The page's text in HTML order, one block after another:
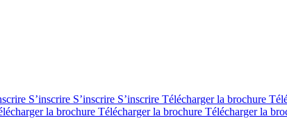
S’inscrire S’inscrire S’inscrire Télécharger la brochure
la brochure Télécharger la brochure Télécharger la